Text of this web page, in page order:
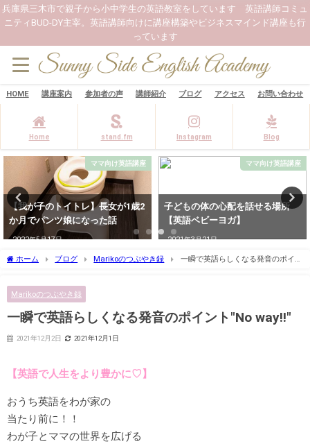
兵庫県三木市で親子から小中学生の英語教室をしています 英語講師コミュ
ニティBUD-DY主宰。英語講師向けに講座構築やビジネスマインド講座も行
っています
HOME 講座案内 参加者の声 講師紹介 ブログ アクセス お問い合わせ
Home stand.fm Instagram Blog
ママ向け英語講座
【我が子のトイトレ】長女が1歳2
か月でパンツ娘になった話
2022年5月17日
ママ向け英語講座
子どもの体の心配を話せる場所
【英語ベビーヨガ】
2021年3月21日
ホーム ブログ Marikoのつぶやき録
一瞬で英語らしくなる発音のポイン
Marikoのつぶやき録
一瞬で英語らしくなる発音のポイント"No way!!"
2021年12月2日 2021年12月1日
【英語で人生をより豊かに♡】
おうち英語をわが家の
当たり前に！！
わが子とママの世界を広げる